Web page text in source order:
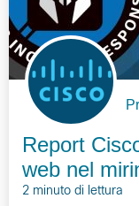
Report
web nel
2 minuto di lettura